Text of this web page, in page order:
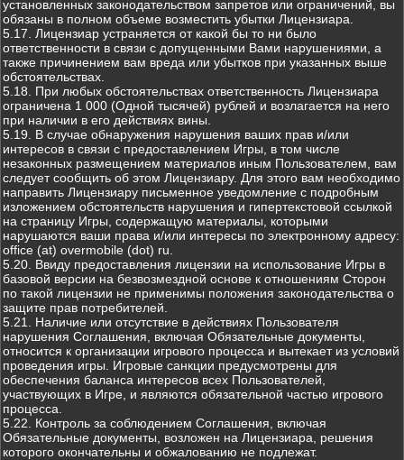
установленных законодательством запретов или ограничений, вы
обязаны в полном объеме возместить убытки Лицензиара.
5.17. Лицензиар устраняется от какой бы то ни было
ответственности в связи с допущенными Вами нарушениями, а
также причинением вам вреда или убытков при указанных выше
обстоятельствах.
5.18. При любых обстоятельствах ответственность Лицензиара
ограничена 1 000 (Одной тысячей) рублей и возлагается на него
при наличии в его действиях вины.
5.19. В случае обнаружения нарушения ваших прав и/или
интересов в связи с предоставлением Игры, в том числе
незаконных размещением материалов иным Пользователем, вам
следует сообщить об этом Лицензиару. Для этого вам необходимо
направить Лицензиару письменное уведомление с подробным
изложением обстоятельств нарушения и гипертекстовой ссылкой
на страницу Игры, содержащую материалы, которыми
нарушаются ваши права и/или интересы по электронному адресу:
office (at) overmobile (dot) ru.
5.20. Ввиду предоставления лицензии на использование Игры в
базовой версии на безвозмездной основе к отношениям Сторон
по такой лицензии не применимы положения законодательства о
защите прав потребителей.
5.21. Наличие или отсутствие в действиях Пользователя
нарушения Соглашения, включая Обязательные документы,
относится к организации игрового процесса и вытекает из условий
проведения игры. Игровые санкции предусмотрены для
обеспечения баланса интересов всех Пользователей,
участвующих в Игре, и являются обязательной частью игрового
процесса.
5.22. Контроль за соблюдением Соглашения, включая
Обязательные документы, возложен на Лицензиара, решения
которого окончательны и обжалованию не подлежат.